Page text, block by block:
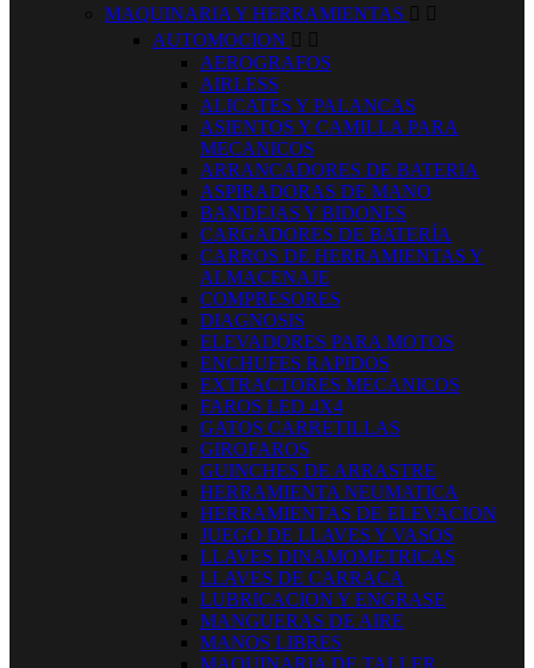
MAQUINARIA Y HERRAMIENTAS  
AUTOMOCION  
AEROGRAFOS
AIRLESS
ALICATES Y PALANCAS
ASIENTOS Y CAMILLA PARA
MECANICOS
ARRANCADORES DE BATERIA
ASPIRADORAS DE MANO
BANDEJAS Y BIDONES
CARGADORES DE BATERÍA
CARROS DE HERRAMIENTAS Y
ALMACENAJE
COMPRESORES
DIAGNOSIS
ELEVADORES PARA MOTOS
ENCHUFES RAPIDOS
EXTRACTORES MECANICOS
FAROS LED 4X4
GATOS CARRETILLAS
GIROFAROS
GUINCHES DE ARRASTRE
HERRAMIENTA NEUMATICA
HERRAMIENTAS DE ELEVACION
JUEGO DE LLAVES Y VASOS
LLAVES DINAMOMETRICAS
LLAVES DE CARRACA
LUBRICACION Y ENGRASE
MANGUERAS DE AIRE
MANOS LIBRES
MAQUINARIA DE TALLER